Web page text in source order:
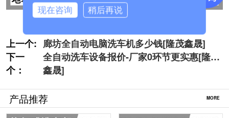
上一个: 廊坊全自动电脑洗车机多少钱[隆茂鑫晟]
下一
个：
全自动洗车设备报价-厂家0环节更实惠[隆茂
鑫晟]
产品推荐 MORE
现在咨询 稍后再说